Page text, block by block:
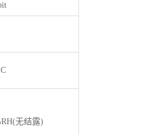
无结露)